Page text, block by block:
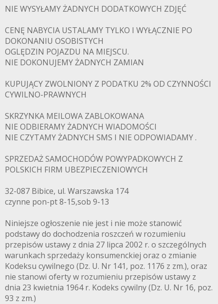
NIE WYSYŁAMY ŻADNYCH DODATKOWYCH ZDJĘĆ
CENĘ NABYCIA USTALAMY TYLKO I WYŁĄCZNIE PO
DOKONANIU OSOBISTYCH
OGLĘDZIN POJAZDU NA MIEJSCU.
NIE DOKONUJEMY ŻADNYCH ZAMIAN
KUPUJĄCY ZWOLNIONY Z PODATKU 2% OD CZYNNOŚCI
CYWILNO-PRAWNYCH
SKRZYNKA MEILOWA ZABLOKOWANA
NIE ODBIERAMY ŻADNYCH WIADOMOŚCI
NIE CZYTAMY ŻADNYCH SMS I NIE ODPOWIADAMY .
SPRZEDAŻ SAMOCHODÓW POWYPADKOWYCH Z
POLSKICH FIRM UBEZPIECZENIOWYCH
32-087 Bibice, ul. Warszawska 174
czynne pon-pt 8-15,sob 9-13
Niniejsze ogłoszenie nie jest i nie może stanowić
podstawy do dochodzenia roszczeń w rozumieniu
przepisów ustawy z dnia 27 lipca 2002 r. o szczególnych
warunkach sprzedaży konsumenckiej oraz o zmianie
Kodeksu cywilnego (Dz. U. Nr 141, poz. 1176 z zm.), oraz
nie stanowi oferty w rozumieniu przepisów ustawy z
dnia 23 kwietnia 1964 r. Kodeks cywilny (Dz. U. Nr 16, poz.
93 z zm.)